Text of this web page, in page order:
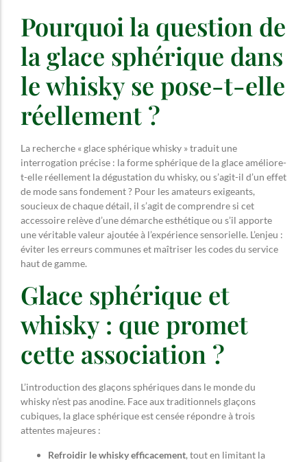
Pourquoi la question de
la glace sphérique dans
le whisky se pose-t-elle
réellement ?
La recherche « glace sphérique whisky » traduit une
interrogation précise : la forme sphérique de la glace améliore-
t-elle réellement la dégustation du whisky, ou s’agit-il d’un effet
de mode sans fondement ? Pour les amateurs exigeants,
soucieux de chaque détail, il s’agit de comprendre si cet
accessoire relève d’une démarche esthétique ou s’il apporte
une véritable valeur ajoutée à l’expérience sensorielle. L’enjeu :
éviter les erreurs communes et maîtriser les codes du service
haut de gamme.
Glace sphérique et
whisky : que promet
cette association ?
L’introduction des glaçons sphériques dans le monde du
whisky n’est pas anodine. Face aux traditionnels glaçons
cubiques, la glace sphérique est censée répondre à trois
attentes majeures :
Refroidir le whisky efficacement, tout en limitant la